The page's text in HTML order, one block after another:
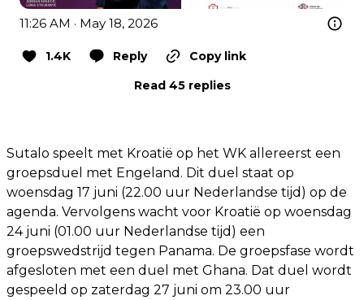
11:26 AM · May 18, 2026
1.4K Reply
Copy link
Read 45 replies
Sutalo speelt met Kroatië op het WK allereerst een
groepsduel met Engeland. Dit duel staat op
woensdag 17 juni (22.00 uur Nederlandse tijd) op de
agenda. Vervolgens wacht voor Kroatië op woensdag
24 juni (01.00 uur Nederlandse tijd) een
groepswedstrijd tegen Panama. De groepsfase wordt
afgesloten met een duel met Ghana. Dat duel wordt
gespeeld op zaterdag 27 juni om 23.00 uur